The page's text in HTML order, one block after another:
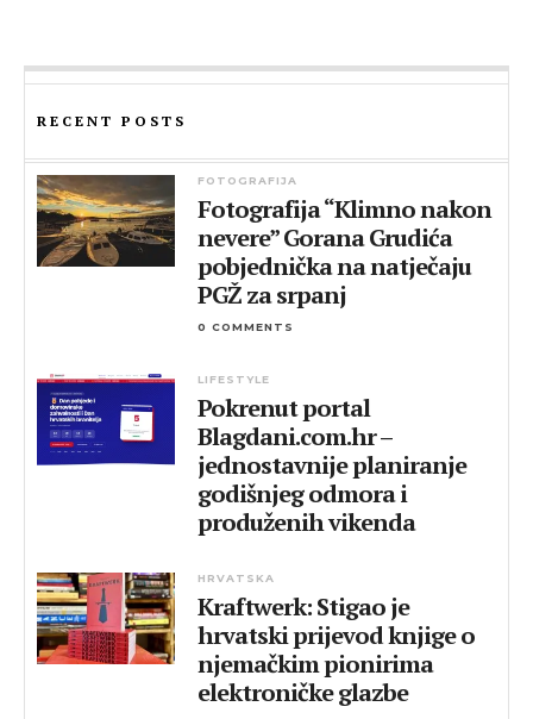
RECENT POSTS
FOTOGRAFIJA
Fotografija “Klimno nakon
nevere” Gorana Grudića
pobjednička na natječaju
PGŽ za srpanj
0 COMMENTS
LIFESTYLE
Pokrenut portal
Blagdani.com.hr –
jednostavnije planiranje
godišnjeg odmora i
produženih vikenda
HRVATSKA
Kraftwerk: Stigao je
hrvatski prijevod knjige o
njemačkim pionirima
elektroničke glazbe